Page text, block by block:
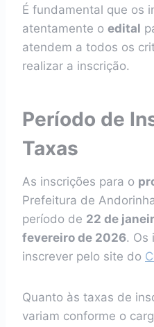
É fundamental que os
atentamente o edital
atendem a todos os
realizar a inscrição.
Período de
Taxas
As inscrições para o
Prefeitura de
período de 22 de
fevereiro de 2026. Os
inscrever pelo site do
Quanto às taxas de
variam conforme o